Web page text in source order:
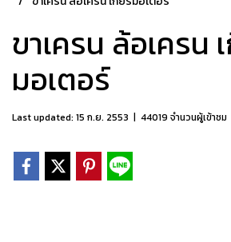
ขาเครน ล้อเครน
มอเตอร์
Last updated: 15 ก.ย. 2553 | 44019 จำนวนผู้เข้าชม